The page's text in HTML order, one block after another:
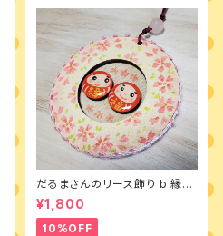
だるまさんのリース飾り b 縁福
桜 完成品
¥1,800
10%OFF